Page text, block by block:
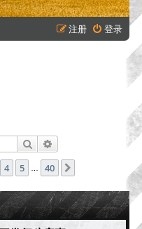
登录
注册
搜索
4 5 40